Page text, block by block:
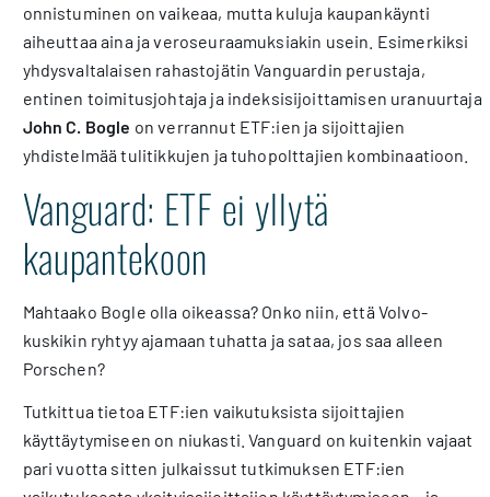
onnistuminen on vaikeaa, mutta kuluja kaupankäynti
aiheuttaa aina ja veroseuraamuksiakin usein. Esimerkiksi
yhdysvaltalaisen rahastojätin Vanguardin perustaja,
entinen toimitusjohtaja ja indeksisijoittamisen uranuurtaja
John C. Bogle on verrannut ETF:ien ja sijoittajien
yhdistelmää tulitikkujen ja tuhopolttajien kombinaatioon.
Vanguard: ETF ei yllytä
kaupantekoon
Mahtaako Bogle olla oikeassa? Onko niin, että Volvo-
kuskikin ryhtyy ajamaan tuhatta ja sataa, jos saa alleen
Porschen?
Tutkittua tietoa ETF:ien vaikutuksista sijoittajien
käyttäytymiseen on niukasti. Vanguard on kuitenkin vajaat
pari vuotta sitten julkaissut tutkimuksen ETF:ien